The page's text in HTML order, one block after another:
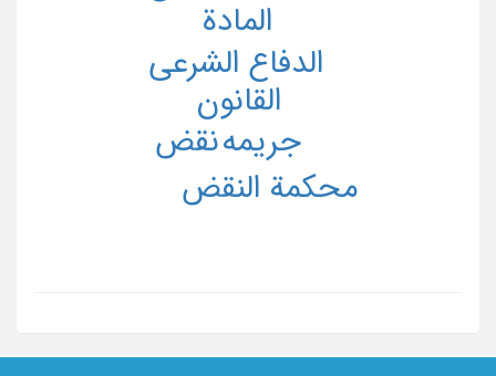
الدفاع الشرعی
القانون
المادة
جریمه
محکمة النقض
نقض